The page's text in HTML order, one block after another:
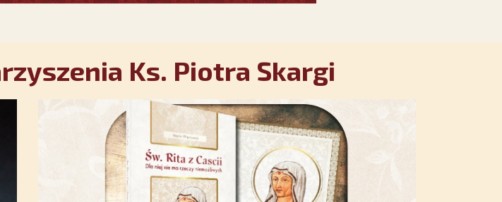
Ks. Piotra Skargi